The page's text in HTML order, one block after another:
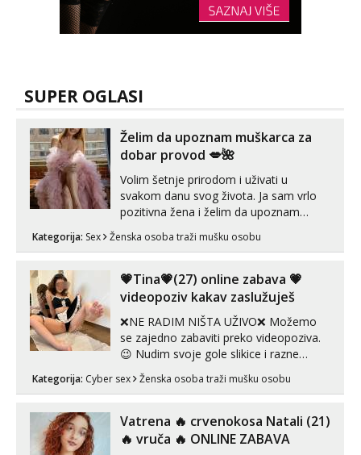
SUPER OGLASI
Želim da upoznam muškarca za
dobar provod 💋🌺
Volim šetnje prirodom i uživati u
svakom danu svog života. Ja sam vrlo
pozitivna žena i želim da upoznam
može i nešto više.💋🌺 Klikni na link
Kategorija: Sex Ženska osoba traži mušku osobu
💗Tina💗(27) online zabava 💗
videopoziv kakav zaslužuješ
❌NE RADIM NIŠTA UŽIVO❌ Možemo
se zajedno zabaviti preko videopoziva.
😉 Nudim svoje gole slikice i razne
videouradke. 🤩 Za online zabavu pošalji
poruku na Whatsapp, Telegram ili Viber.
autentičnosti možeš me vidjeti na
videopozivu. 😉 S vama sam vec 5 ...
Kategorija: Cyber sex Ženska osoba traži mušku osobu
Vatrena ‎️‍🔥 crvenokosa Natali (21)
‎️‍🔥 vruča‎ ️‍🔥 ONLINE ZABAVA